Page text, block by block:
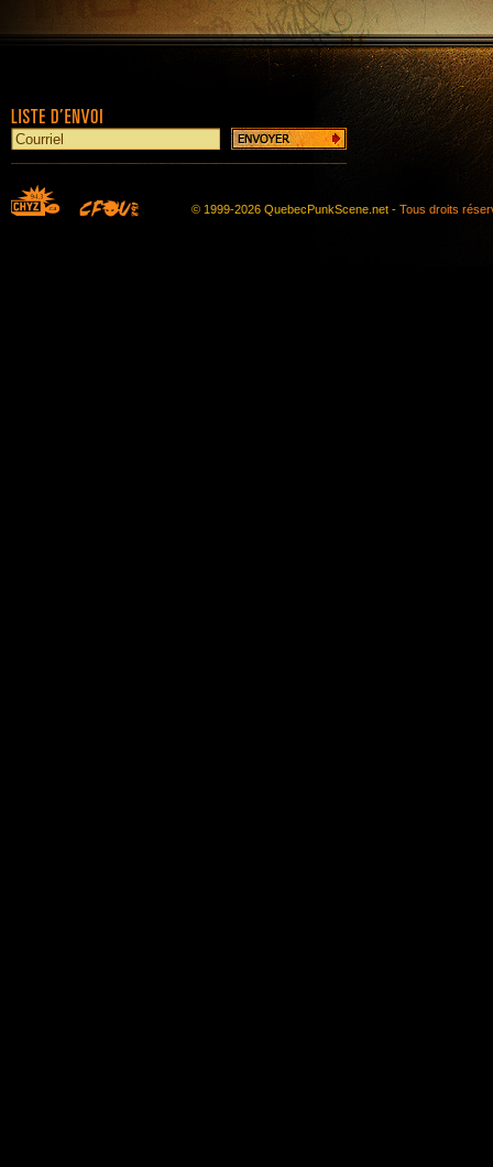
© 1999-2026 QuebecPunkScene.net - Tous droits